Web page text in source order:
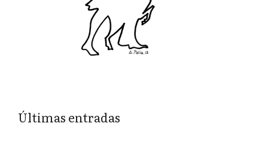
Últimas entradas